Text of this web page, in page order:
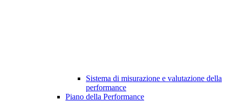
Sistema di misurazione e valutazione della
performance
Piano della Performance